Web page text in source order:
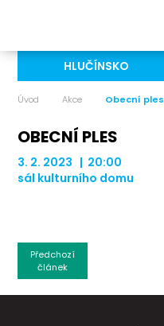
HLUČÍNSKO
Úvod Akce Obecní ples
OBECNÍ PLES
3. 2. 2023 | 20:00
sál kulturního domu
Předchozí
článek